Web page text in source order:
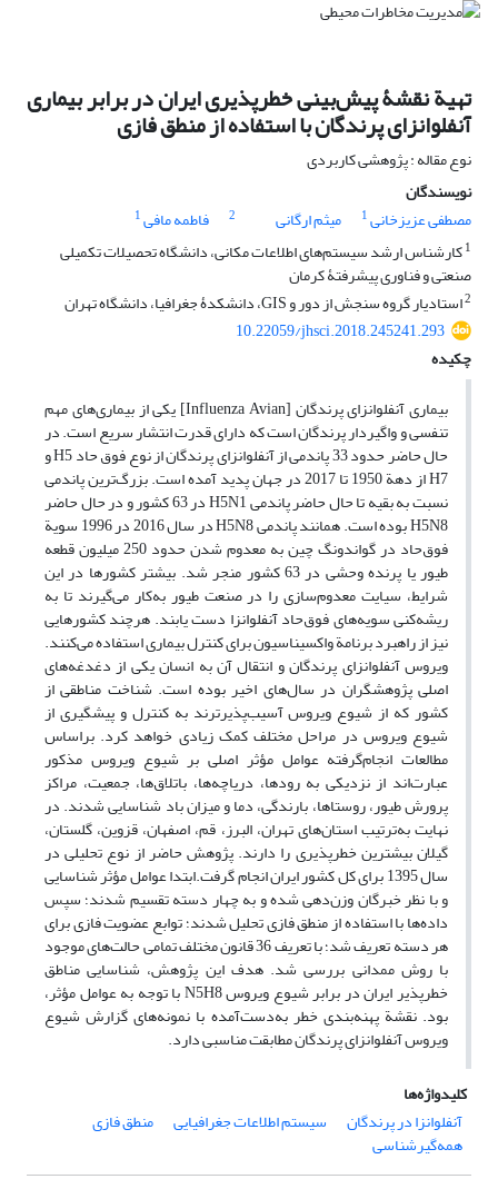
تهیة نقشۀ پیش‌بینی خطرپذیری ایران در برابر بیماری
آنفلوانزای پرندگان با استفاده از منطق فازی
نوع مقاله : پژوهشی کاربردی
نویسندگان
مصطفی عزیزخانی1 میثم ارگانی 2 فاطمه مافی1
1کارشناس ارشد سیستم‌های اطلاعات مکانی، دانشگاه تحصیلات تکمیلی
صنعتی و فناوری پیشرفتۀ کرمان
2استادیار گروه سنجش از دور و GIS، دانشکدۀ جغرافیا، دانشگاه تهران
10.22059/jhsci.2018.245241.293
چکیده
بیماری آنفلوانزای پرندگان [Influenza Avian] یکی از بیماری‌های مهم
تنفسی و واگیردار پرندگان است که دارای قدرت انتشار سریع است. در
حال حاضر حدود 33 پاندمی از آنفلوانزای پرندگان از نوع فوق حاد H5 و
H7 از دهة 1950 تا 2017 در جهان پدید آمده است. بزرگ‌ترین پاندمی
نسبت به بقیه تا حال حاضر پاندمی H5N1 در 63 کشور و در حال حاضر
H5N8 بوده است. همانند پاندمی H5N8 در سال 2016 در 1996 سویة
فوق‌حاد در گواندونگ چین به معدوم شدن حدود 250 میلیون قطعه
طیور یا پرنده وحشی در 63 کشور منجر شد. بیشتر کشورها در این
شرایط، سیایت معدوم‌سازی را در صنعت طیور به‌کار می‌گیرند تا به
ریشه‌کنی سویه‌های فوق‌حاد آنفلوانزا دست یابند. هرچند کشورهایی
نیز از راهبرد برنامة واکسیناسیون برای کنترل بیماری استفاده می‌کنند.
ویروس آنفلوانزای پرندگان و انتقال آن به انسان‌ یکی از دغدغه‌های
اصلی پژوهشگران در سال‌های اخیر بوده است. شناخت مناطقی از
کشور که از شیوع ویروس آسیب‌پذیرترند به کنترل و پیشگیری از
شیوع ویروس در مراحل مختلف کمک زیادی خواهد کرد. براساس
مطالعات انجام‌گرفته عوامل مؤثر اصلی بر شیوع ویروس مذکور
عبارت‌اند از نزدیکی به رودها، دریاچه‌ها، باتلاق‌ها، جمعیت، مراکز
پرورش طیور، روستاها، بارندگی، دما و میزان باد شناسایی شدند. در
نهایت به‌ترتیب استان‌های تهران، البرز، قم، اصفهان، قزوین، گلستان،
گیلان بیشترین خطرپذیری را دارند. پژوهش حاضر از نوع تحلیلی در
سال 1395 برای کل کشور ایران انجام گرفت.ابتدا عوامل مؤثر شناسایی
و با نظر خبرگان وزن‌دهی شده و به چهار دسته تقسیم شدند؛ سپس
داده‌ها با استفاده از منطق فازی تحلیل شدند؛ توابع عضویت فازی برای
هر دسته تعریف شد؛ با تعریف 36 قانون مختلف تمامی حالت‌های موجود
با روش ممدانی بررسی شد. هدف این پژوهش، شناسایی مناطق
خطرپذیر ایران در برابر شیوع ویروس N5H8 با توجه به عوامل مؤثر،
بود. نقشة پهنه‌بندی خطر به‌دست‌آمده با نمونه‌های گزارش شیوع
ویروس آنفلوانزای پرندگان مطابقت مناسبی دارد.
کلیدواژه‌ها
آنفلوانزا در پرندگان
سیستم اطلاعات جغرافیایی منطق فازی
همه‌گیرشناسی